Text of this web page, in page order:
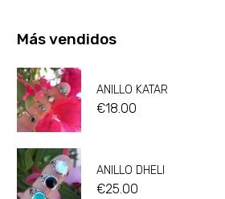
Más vendidos
ANILLO KATAR
€18.00
ANILLO DHELI
€25.00